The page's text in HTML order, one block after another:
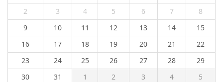
2
3 4 5 6 7
8
9
10 11 12 13 14
15
16
17 18 19 20 21
22
23
24 25 26 27 28
29
30
31 1 2 3 4
5